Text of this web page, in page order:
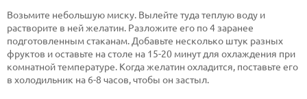
Возьмите небольшую миску. Вылейте туда теплую воду и
растворите в ней желатин. Разложите его по 4 заранее
подготовленным стаканам. Добавьте несколько штук разных
фруктов и оставьте на столе на 15-20 минут для охлаждения при
комнатной температуре. Когда желатин охладится, поставьте его
в холодильник на 6-8 часов, чтобы он застыл.